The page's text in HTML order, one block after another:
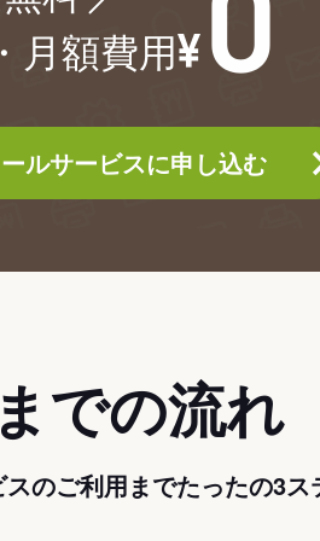
月額費用
ルサービスに申し込む
での流れ
のご利用までたったの3ス